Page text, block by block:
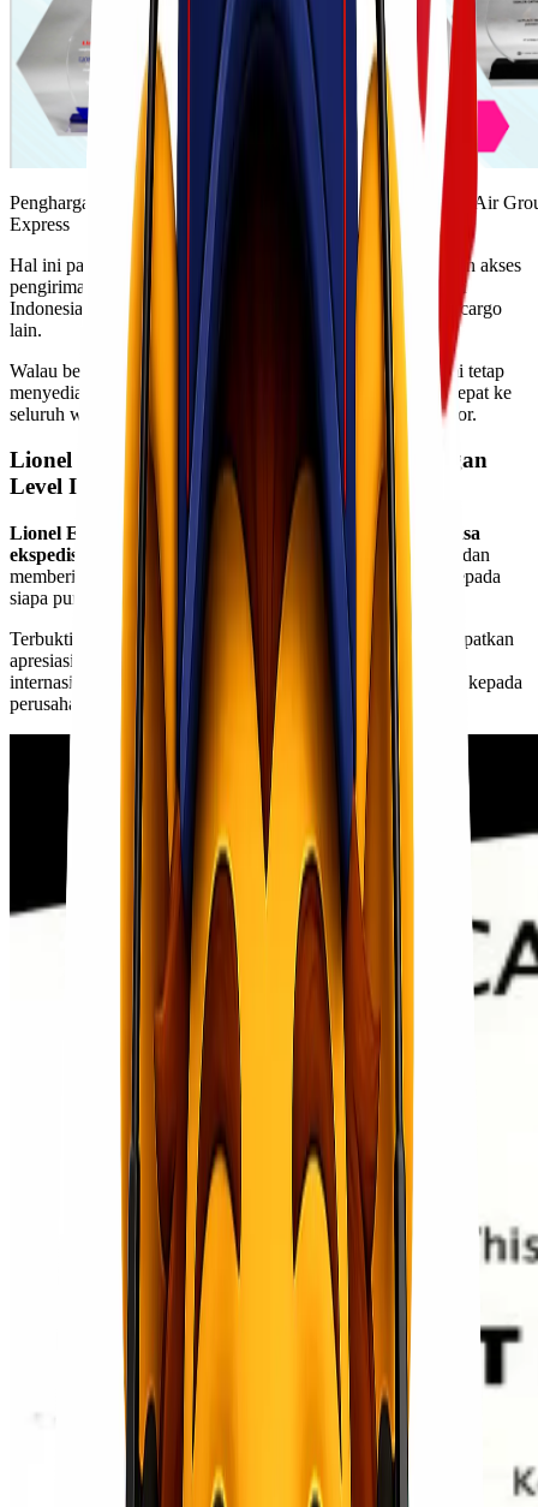
Penghargaan Lionel Express sebagai Best Cargo Agent Lion Air
Express
Hal ini pada akhirnya memudahkan kami untuk mendapatkan akses
pengiriman barang termurah dan tercepat ke seluruh wilayah
Indonesia yang belum tentu dimiliki pihak jasa ekspedisi & cargo
lain.
Walau begitu, dalam hal pengiriman via laut dan darat, kami tetap
menyediakan layanan pengiriman barang termurah dan tercepat ke
seluruh wilayah Indonesia, termasuk untuk pengiriman motor.
Lionel Express juga Sudah Tersertifikasi dengan
Level Internasional!
Lionel Express dikenal baik oleh customer kami sebagai
jasa
ekspedisi & cargo yang mampu bekerja secara profesional dan
memberikan mutu manajemen maupun pelayanan terbaik kepada
siapa pun yang menjadi customer
kami.
Terbukti, beberapa waktu yang lalu,
Lionel Express
mendapatkan
apresiasi yang luar biasa dari badan sertifikasi resmi tingkat
internasional dengan memberikan sertifikasi ISO 9001:2015 kepada
perusahaan kami.